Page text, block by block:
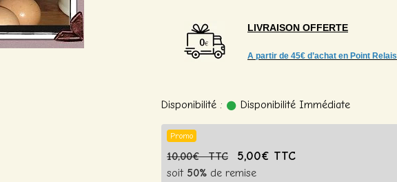
LIVRAISON OFFERTE
A partir de 45€ d’achat en Point Relais
Disponibilité : Disponibilité Immédiate
Promo
10,00€ TTC 5,00€ TTC
soit 50% de remise